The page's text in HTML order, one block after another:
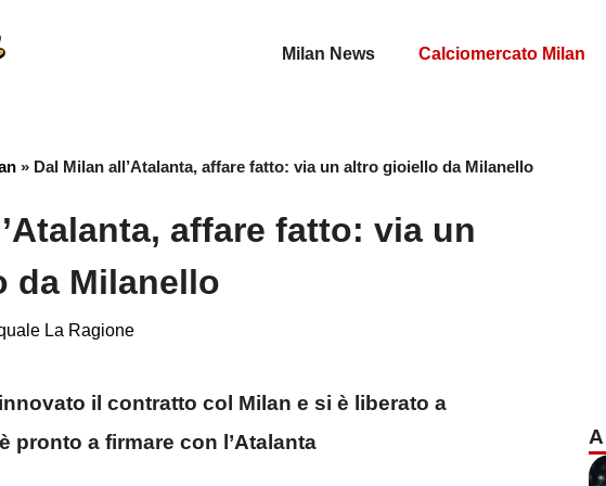
Milan News Calciomercato Milan
» Dal Milan all’Atalanta, affare fatto: via un altro gioiello da Milanello
affare fatto: via un
da Milanello
La Ragione
il contratto col Milan e si è liberato a
pronto a firmare con l’Atalanta